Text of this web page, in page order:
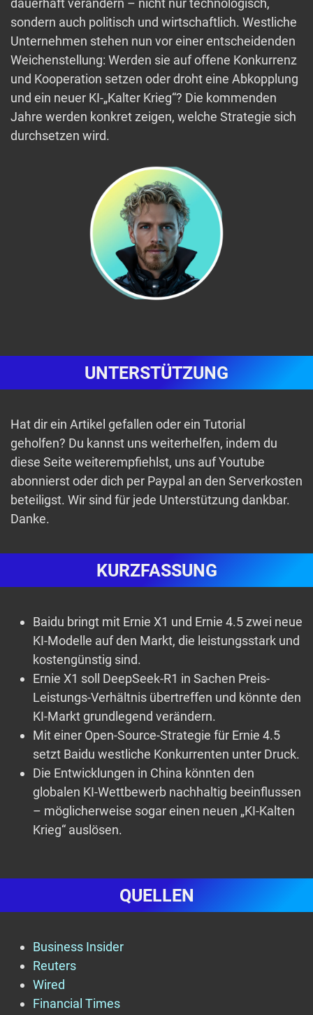
dauerhaft verändern – nicht nur technologisch,
sondern auch politisch und wirtschaftlich. Westliche
Unternehmen stehen nun vor einer entscheidenden
Weichenstellung: Werden sie auf offene Konkurrenz
und Kooperation setzen oder droht eine Abkopplung
und ein neuer KI-„Kalter Krieg“? Die kommenden
Jahre werden konkret zeigen, welche Strategie sich
durchsetzen wird.
UNTERSTÜTZUNG
Hat dir ein Artikel gefallen oder ein Tutorial
geholfen? Du kannst uns weiterhelfen, indem du
diese Seite weiterempfiehlst, uns auf Youtube
abonnierst oder dich per Paypal an den Serverkosten
beteiligst. Wir sind für jede Unterstützung dankbar.
Danke.
KURZFASSUNG
Baidu bringt mit Ernie X1 und Ernie 4.5 zwei neue
KI-Modelle auf den Markt, die leistungsstark und
kostengünstig sind.
Ernie X1 soll DeepSeek-R1 in Sachen Preis-
Leistungs-Verhältnis übertreffen und könnte den
KI-Markt grundlegend verändern.
Mit einer Open-Source-Strategie für Ernie 4.5
setzt Baidu westliche Konkurrenten unter Druck.
Die Entwicklungen in China könnten den
globalen KI-Wettbewerb nachhaltig beeinflussen
– möglicherweise sogar einen neuen „KI-Kalten
Krieg“ auslösen.
QUELLEN
Business Insider
Reuters
Wired
Financial Times